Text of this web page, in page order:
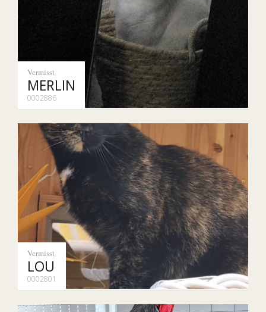
Vermisst
MERLIN
0002886
Vermisst
LOU
0002801